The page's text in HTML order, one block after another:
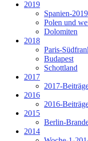
2019
Spanien-2019
Polen und
Dolomiten
2018
Paris-
Budapest
Schottland
2017
2017-
2016
2016-
2015
Berlin-
2014